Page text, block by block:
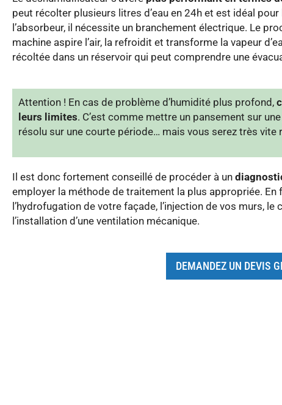
peut récolter plusieurs litres d’eau en 24h et est idéal
l’absorbeur, il nécessite un branchement électrique. Le
machine aspire l’air, la refroidit et transforme la vapeur
récoltée dans un réservoir qui peut comprendre une
Attention ! En cas de problème d’humidité plus profond,
leurs limites. C’est comme mettre un pansement sur
résolu sur une courte période… mais vous serez très
Il est donc fortement conseillé de procéder à un
employer la méthode de traitement la plus appropriée.
l’hydrofugation de votre façade, l’injection de vos murs, le
l’installation d’une ventilation mécanique.
DEMANDEZ UN DEVIS